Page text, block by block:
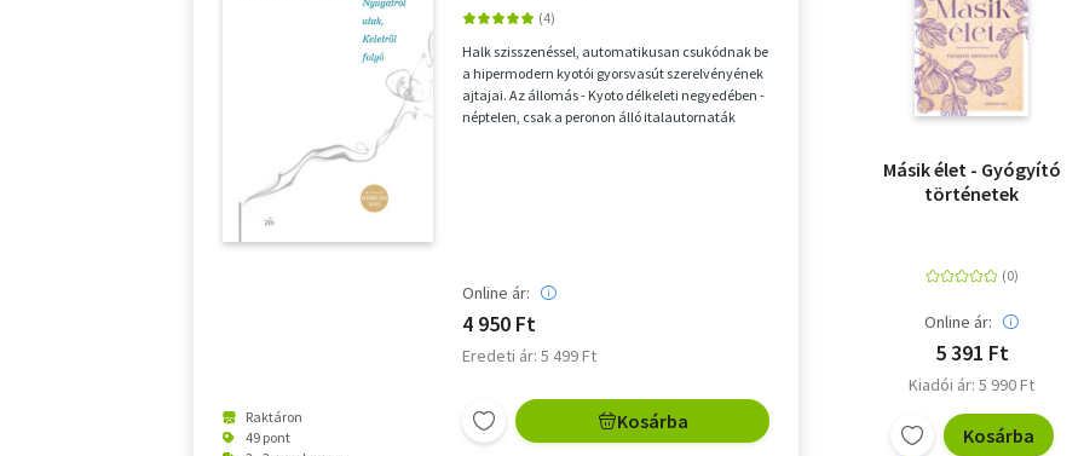
Raktáron
49 pont
Halk szisszenéssel, automatikusan csukódnak be
a hipermodern kyotói gyorsvasút szerelvényének
ajtajai. Az állomás - Kyoto délkeleti negyedében -
néptelen, csak a peronon álló italautornaták
Online ár:
4 950 Ft
Eredeti ár: 5 499 Ft
Kosárba
Másik élet - Gyógyító
történetek
Online ár:
5 391 Ft
Kiadói ár: 5 990 Ft
Kosárba